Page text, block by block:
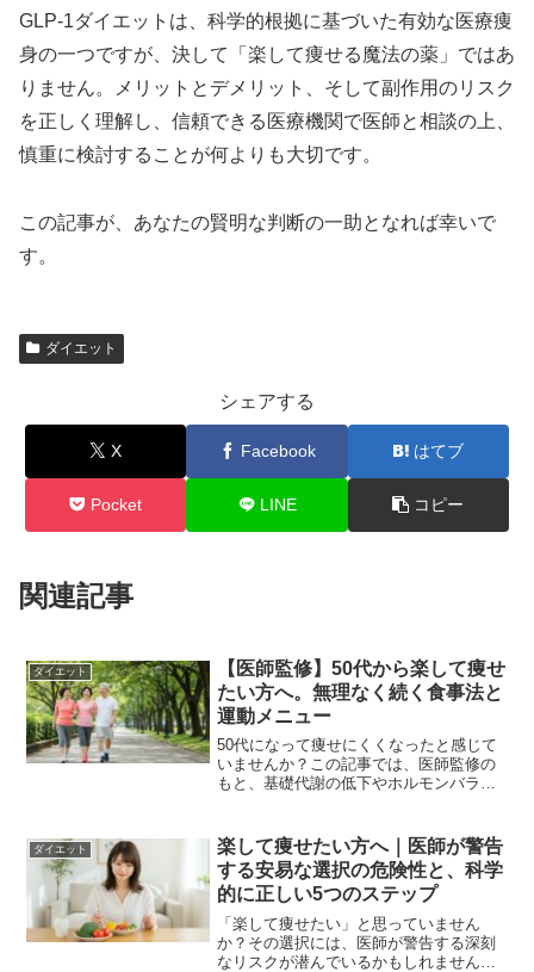
GLP-1ダイエットは、科学的根拠に基づいた有効な医療痩
身の一つですが、決して「楽して痩せる魔法の薬」ではあ
りません。メリットとデメリット、そして副作用のリスク
を正しく理解し、信頼できる医療機関で医師と相談の上、
慎重に検討することが何よりも大切です。
この記事が、あなたの賢明な判断の一助となれば幸いで
す。
ダイエット
シェアする
X Facebook はてブ
Pocket LINE コピー
関連記事
ダイエット
【医師監修】50代から楽して痩せ
たい方へ。無理なく続く食事法と
運動メニュー
50代になって痩せにくくなったと感じて
いませんか？この記事では、医師監修の
もと、基礎代謝の低下やホルモンバラン
します。
ダイエット
楽して痩せたい方へ｜医師が警告
する安易な選択の危険性と、科学
的に正しい5つのステップ
「楽して痩せたい」と思っていません
か？その選択には、医師が警告する深刻
なリスクが潜んでいるかもしれません。